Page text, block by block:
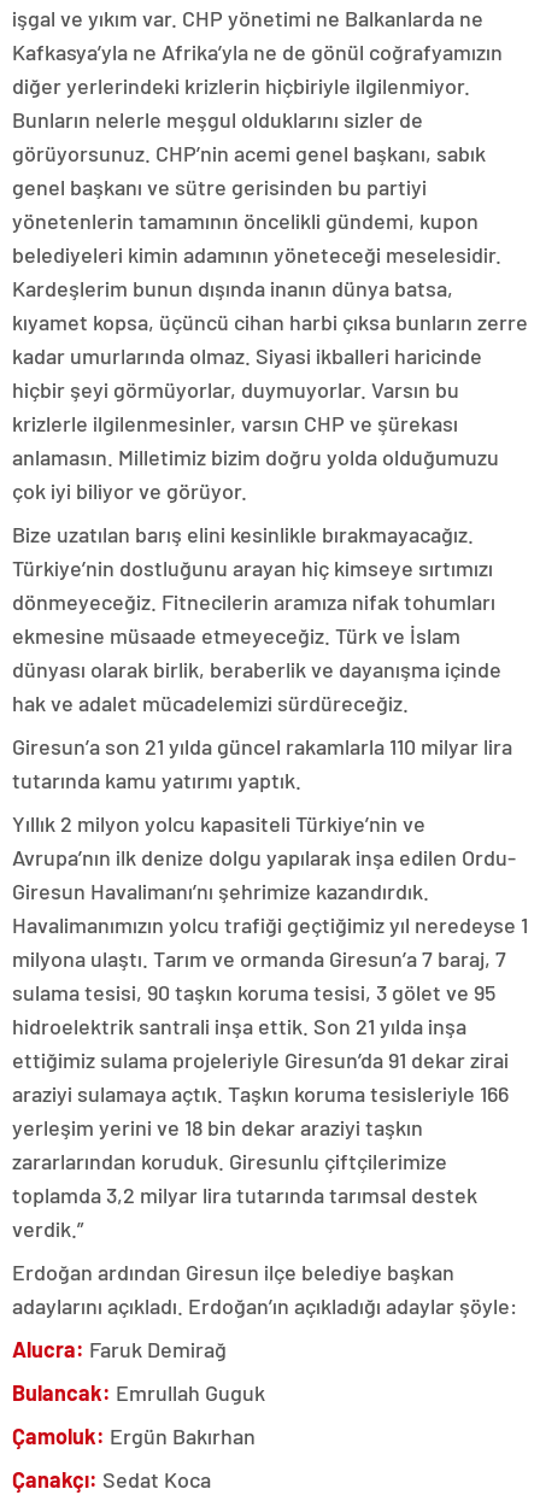
işgal ve yıkım var. CHP yönetimi ne Balkanlarda ne
Kafkasya’yla ne Afrika’yla ne de gönül coğrafyamızın
diğer yerlerindeki krizlerin hiçbiriyle ilgilenmiyor.
Bunların nelerle meşgul olduklarını sizler de
görüyorsunuz. CHP’nin acemi genel başkanı, sabık
genel başkanı ve sütre gerisinden bu partiyi
yönetenlerin tamamının öncelikli gündemi, kupon
belediyeleri kimin adamının yöneteceği meselesidir.
Kardeşlerim bunun dışında inanın dünya batsa,
kıyamet kopsa, üçüncü cihan harbi çıksa bunların zerre
kadar umurlarında olmaz. Siyasi ikballeri haricinde
hiçbir şeyi görmüyorlar, duymuyorlar. Varsın bu
krizlerle ilgilenmesinler, varsın CHP ve şürekası
anlamasın. Milletimiz bizim doğru yolda olduğumuzu
çok iyi biliyor ve görüyor.
Bize uzatılan barış elini kesinlikle bırakmayacağız.
Türkiye’nin dostluğunu arayan hiç kimseye sırtımızı
dönmeyeceğiz. Fitnecilerin aramıza nifak tohumları
ekmesine müsaade etmeyeceğiz. Türk ve İslam
dünyası olarak birlik, beraberlik ve dayanışma içinde
hak ve adalet mücadelemizi sürdüreceğiz.
Giresun’a son 21 yılda güncel rakamlarla 110 milyar lira
tutarında kamu yatırımı yaptık.
Yıllık 2 milyon yolcu kapasiteli Türkiye’nin ve
Avrupa’nın ilk denize dolgu yapılarak inşa edilen Ordu-
Giresun Havalimanı’nı şehrimize kazandırdık.
Havalimanımızın yolcu trafiği geçtiğimiz yıl neredeyse 1
milyona ulaştı. Tarım ve ormanda Giresun’a 7 baraj, 7
sulama tesisi, 90 taşkın koruma tesisi, 3 gölet ve 95
hidroelektrik santrali inşa ettik. Son 21 yılda inşa
ettiğimiz sulama projeleriyle Giresun’da 91 dekar zirai
araziyi sulamaya açtık. Taşkın koruma tesisleriyle 166
yerleşim yerini ve 18 bin dekar araziyi taşkın
zararlarından koruduk. Giresunlu çiftçilerimize
toplamda 3,2 milyar lira tutarında tarımsal destek
verdik.”
Erdoğan ardından Giresun ilçe belediye başkan
adaylarını açıkladı. Erdoğan’ın açıkladığı adaylar şöyle:
Alucra: Faruk Demirağ
Bulancak: Emrullah Guguk
Çamoluk: Ergün Bakırhan
Çanakçı: Sedat Koca